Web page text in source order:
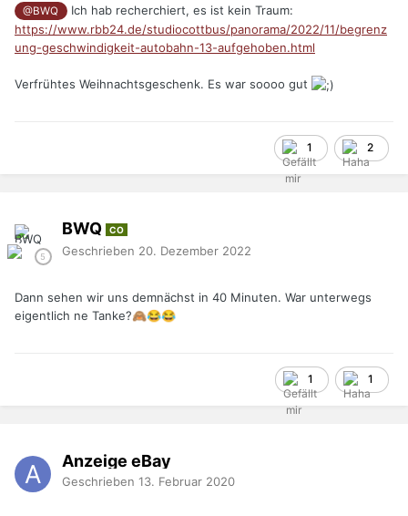
@BWQ
Ich hab recherchiert, es ist kein Traum:
https://www.rbb24.de/studiocottbus/panorama/2022/11/begrenz
ung-geschwindigkeit-autobahn-13-aufgehoben.html
Verfrühtes Weihnachtsgeschenk. Es war soooo gut
1 2
BWQ CO
Geschrieben 20. Dezember 2022
Dann sehen wir uns demnächst in 40 Minuten. War unterwegs
eigentlich ne Tanke?🙈😂😂
1 1
Anzeige eBay
Geschrieben 13. Februar 2020